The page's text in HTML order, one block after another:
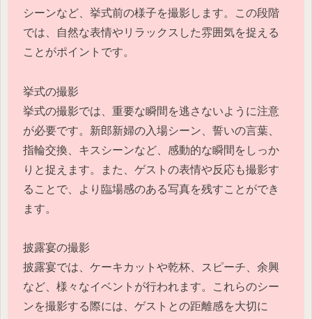
シーンなど、挙式前の様子を撮影します。この段階
では、自然な表情やリラックスした雰囲気を捉える
ことがポイントです。
挙式の撮影
挙式の撮影では、重要な瞬間を逃さないように注意
が必要です。新郎新婦の入場シーン、誓いの言葉、
指輪交換、キスシーンなど、感動的な瞬間をしっか
りと捉えます。また、ゲストの表情や反応も撮影す
ることで、より臨場感のある写真を残すことができ
ます。
披露宴の撮影
披露宴では、ケーキカットや乾杯、スピーチ、余興
など、様々なイベントが行われます。これらのシー
ンを撮影する際には、ゲストとの距離感を大切に